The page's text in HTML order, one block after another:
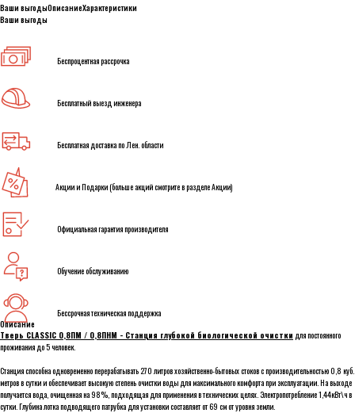
Ваши выгодыОписаниеХарактеристики
Ваши выгоды
Беспроцентная рассрочка
Бесплатный выезд инженера
Бесплатная доставка по Лен. области
Акции и Подарки (больше акций смотрите в разделе Акции)
Официальная гарантия производителя
Обучение обслуживанию
Бессрочная техническая поддержка
Описание
Тверь CLASSIC 0,8ПМ / 0,8ПНМ - Станция глубокой биологической очистки для постоянного
проживания до 5 человек.
Станция способна одновременно перерабатывать 270 литров хозяйственно-бытовых стоков с производительностью 0,8 куб.
метров в сутки и обеспечивает высокую степень очистки воды для максимального комфорта при эксплуатации. На выходе
получается вода, очищенная на 98%, подходящая для применения в технических целях. Электропотребление 1,44кВт\ч в
сутки. Глубина лотка подводящего патрубка для установки составляет от 69 cм от уровня земли.